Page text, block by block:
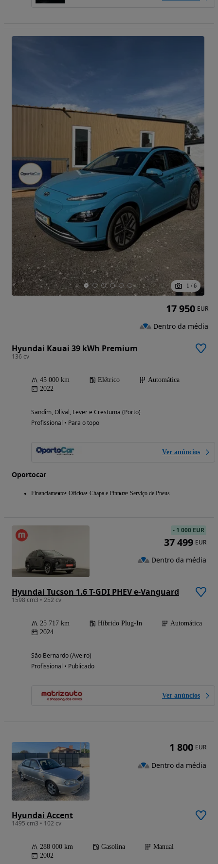
1 / 6
Hyundai Kauai 39 kWh Premium
136 cv
45 000 km Elétrico
Automática
2022
Sandim, Olival, Lever e Crestuma (Porto)
Profissional • Para o topo
Ver anúncios
Oportocar
Financiamento Oficina Chapa e Pintura Serviço de Pneus
17 950 EUR
Dentro da média
Hyundai Tucson 1.6 T-GDI PHEV e-Vanguard
1598 cm3 • 252 cv
25 717 km Híbrido Plug-In
Automática
2024
São Bernardo (Aveiro)
Profissional • Publicado
Ver anúncios
- 1 000 EUR
37 499 EUR
Dentro da média
Hyundai Accent
1495 cm3 • 102 cv
288 000 km Gasolina
Manual
2002
1 800 EUR
Dentro da média